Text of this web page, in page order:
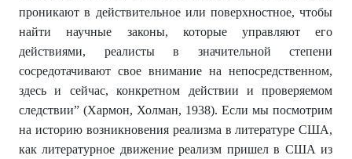
проникают в действительное или поверхностное, чтобы
найти научные законы, которые управляют его
действиями, реалисты в значительной степени
сосредотачивают свое внимание на непосредственном,
здесь и сейчас, конкретном действии и проверяемом
следствии” (Хармон, Холман, 1938). Если мы посмотрим
на историю возникновения реализма в литературе США,
как литературное движение реализм пришел в США из